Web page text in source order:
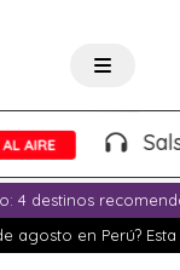
Salsa
4 destinos
agosto en Perú?